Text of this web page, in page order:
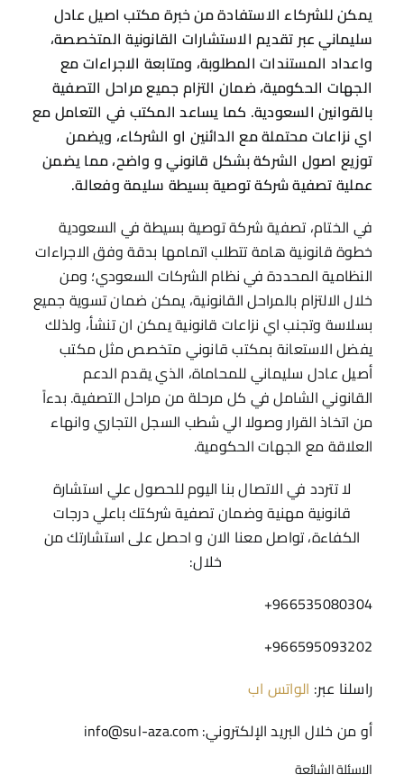
يمكن للشركاء الاستفادة من خبرة مكتب اصيل عادل
سليماني عبر تقديم الاستشارات القانونية المتخصصة،
واعداد المستندات المطلوبة، ومتابعة الاجراءات مع
الجهات الحكومية، ضمان التزام جميع مراحل التصفية
بالقوانين السعودية. كما يساعد المكتب في التعامل مع
اي نزاعات محتملة مع الدائنين او الشركاء، ويضمن
توزيع اصول الشركة بشكل قانوني و واضح، مما يضمن
عملية تصفية شركة توصية بسيطة سليمة وفعالة.
في الختام، تصفية شركة توصية بسيطة في السعودية
خطوة قانونية هامة تتطلب اتمامها بدقة وفق الاجراءات
النظامية المحددة في نظام الشركات السعودي؛ ومن
خلال الالتزام بالمراحل القانونية، يمكن ضمان تسوية جميع
بسلاسة وتجنب اي نزاعات قانونية يمكن ان تنشأ، ولذلك
يفضل الاستعانة بمكتب قانوني متخصص مثل مكتب
أصيل عادل سليماني للمحاماة، الذي يقدم الدعم
القانوني الشامل في كل مرحلة من مراحل التصفية. بدءاً
من اتخاذ القرار وصولا الي شطب السجل التجاري وانهاء
العلاقة مع الجهات الحكومية.
لا تتردد في الاتصال بنا اليوم للحصول علي استشارة
قانونية مهنية وضمان تصفية شركتك باعلي درجات
الكفاءة،تواصل معنا الان و احصل على استشارتك من
خلال:
966535080304+
966595093202+
راسلنا عبر: الواتس اب
أو من خلال البريد الإلكتروني: info@sul-aza.com
الاسئلة الشائعة